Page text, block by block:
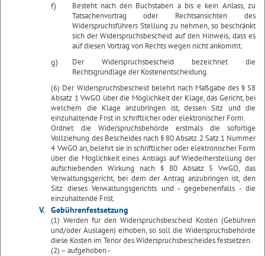
f)
Besteht nach den Buchstaben a bis e kein Anlass, zu
Tatsachenvortrag oder Rechtsansichten des
Widerspruchsführers Stellung zu nehmen, so beschränkt
sich der Widerspruchsbescheid auf den Hinweis, dass es
auf diesen Vortrag von Rechts wegen nicht ankommt.
g)
Der Widerspruchsbescheid bezeichnet die
Rechtsgrundlage der Kostenentscheidung.
(6) Der Widerspruchsbescheid belehrt nach Maßgabe des § 58
Absatz 1 VwGO über die Möglichkeit der Klage, das Gericht, bei
welchem die Klage anzubringen ist, dessen Sitz und die
einzuhaltende Frist in schriftlicher oder elektronischer Form.
Ordnet die Widerspruchsbehörde erstmals die sofortige
Vollziehung des Bescheides nach § 80 Absatz 2 Satz 1 Nummer
4 VwGO an, belehrt sie in schriftlicher oder elektronischer Form
über die Möglichkeit eines Antrags auf Wiederherstellung der
aufschiebenden Wirkung nach § 80 Absatz 5 VwGO, das
Verwaltungsgericht, bei dem der Antrag anzubringen ist, den
Sitz dieses Verwaltungsgerichts und - gegebenenfalls - die
einzuhaltende Frist.
V. Gebührenfestsetzung
(1) Werden für den Widerspruchsbescheid Kosten (Gebühren
und/oder Auslagen) erhoben, so soll die Widerspruchsbehörde
diese Kosten im Tenor des Widerspruchsbescheides festsetzen.
(2) – aufgehoben -